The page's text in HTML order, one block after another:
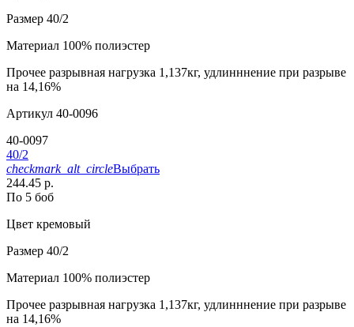
Размер 40/2
Материал 100% полиэстер
Прочее разрывная нагрузка 1,137кг, удлинннение при разрыве
на 14,16%
Артикул 40-0096
40-0097
40/2
checkmark_alt_circleВыбрать
244.45 р.
По 5 боб
Цвет кремовый
Размер 40/2
Материал 100% полиэстер
Прочее разрывная нагрузка 1,137кг, удлинннение при разрыве
на 14,16%